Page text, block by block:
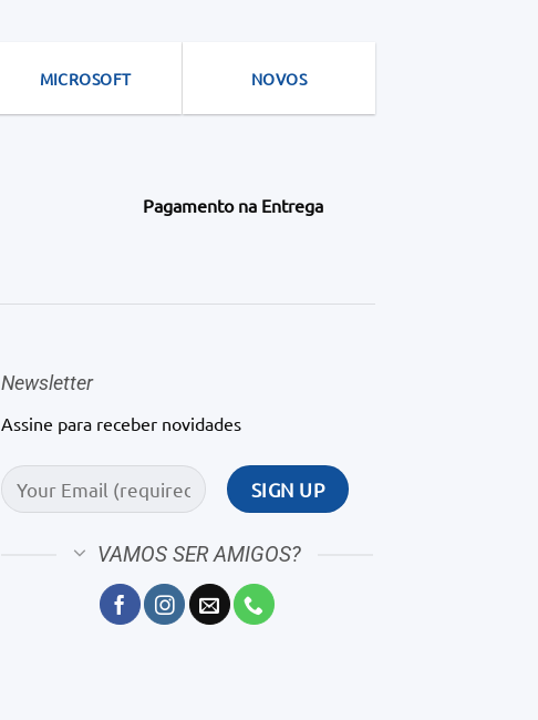
MICROSOFT NOVOS
Pagamento na Entrega
Newsletter
Assine para receber novidades
VAMOS SER AMIGOS?